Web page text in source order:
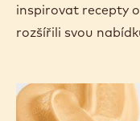
inspirovat recepty
rozšířili svou
TOČENÁ
GOLD